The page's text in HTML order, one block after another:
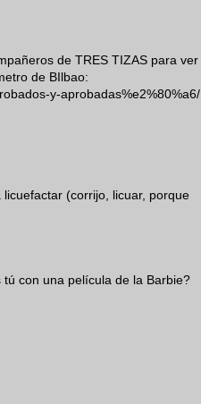
de TRES TIZAS para ver
de BIlbao:
y-aprobadas%e2%80%a6/
(corrijo, licuar, porque
con una película de la Barbie?